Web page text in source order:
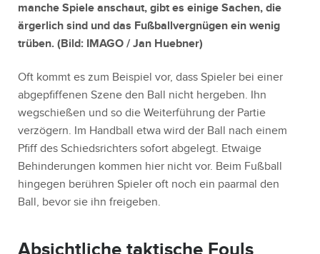
manche Spiele anschaut, gibt es einige Sachen, die
ärgerlich sind und das Fußballvergnügen ein wenig
trüben. (Bild: IMAGO / Jan Huebner)
Oft kommt es zum Beispiel vor, dass Spieler bei einer
abgepfiffenen Szene den Ball nicht hergeben. Ihn
wegschießen und so die Weiterführung der Partie
verzögern. Im Handball etwa wird der Ball nach einem
Pfiff des Schiedsrichters sofort abgelegt. Etwaige
Behinderungen kommen hier nicht vor. Beim Fußball
hingegen berühren Spieler oft noch ein paarmal den
Ball, bevor sie ihn freigeben.